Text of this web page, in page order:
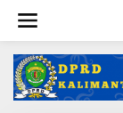
konten